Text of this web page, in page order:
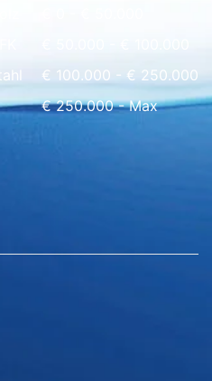
€ 100.000 - € 250.000
€ 250.000 - Max